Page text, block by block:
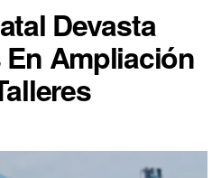
Devasta
Ampliación